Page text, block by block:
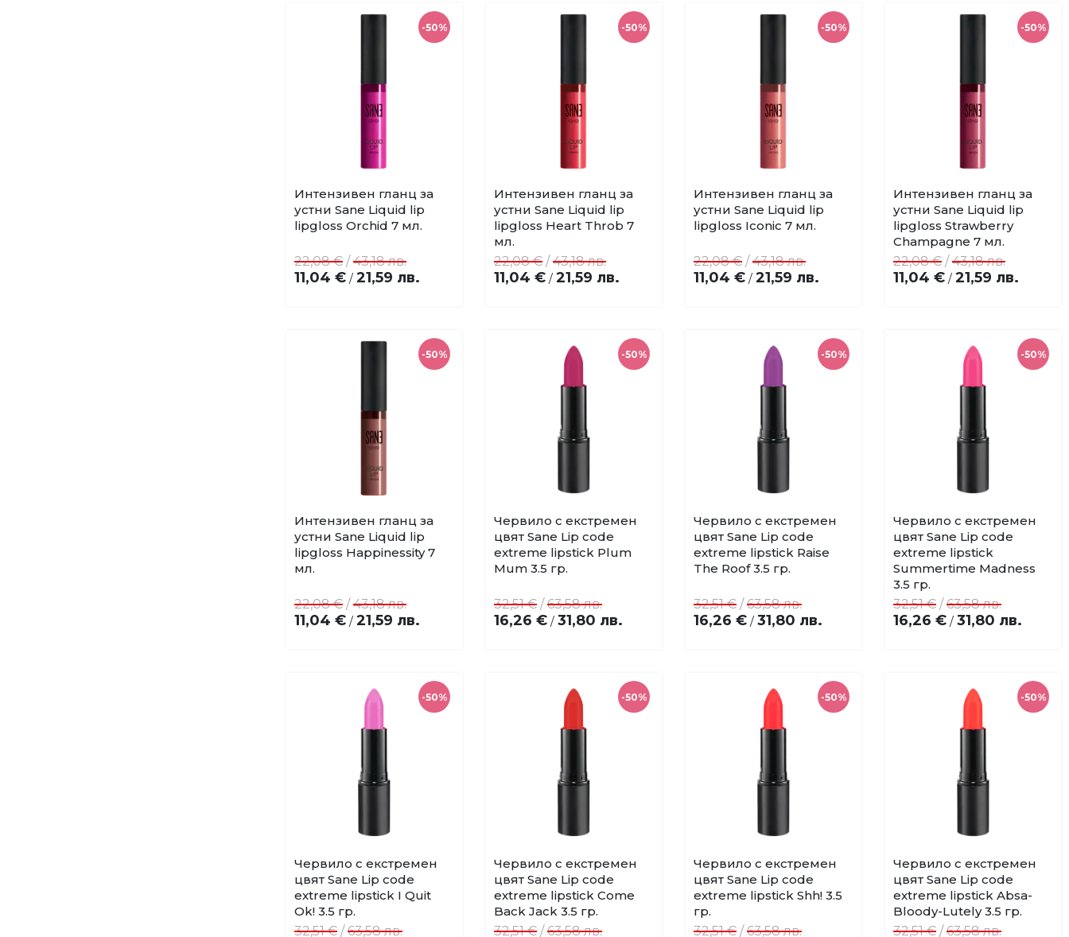
-50%
Добави
в
любими
Купи
Интензивен гланц за
устни Sane Liquid lip
lipgloss Orchid 7 мл.
11,04 € / 21,59 лв.
22,08 € /43,18 лв.
-50%
Добави
в
любими
Купи
Интензивен гланц за
устни Sane Liquid lip
lipgloss Heart Throb 7
мл.
11,04 € / 21,59 лв.
22,08 € /43,18 лв.
-50%
Добави
в
любими
Купи
Интензивен гланц за
устни Sane Liquid lip
lipgloss Iconic 7 мл.
11,04 € / 21,59 лв.
22,08 € /43,18 лв.
-50%
Добави
в
любими
Купи
Интензивен гланц за
устни Sane Liquid lip
lipgloss Strawberry
Champagne 7 мл.
11,04 € / 21,59 лв.
22,08 € /43,18 лв.
-50%
Добави
в
любими
Купи
Интензивен гланц за
устни Sane Liquid lip
lipgloss Happinessity 7
мл.
11,04 € / 21,59 лв.
22,08 € /43,18 лв.
-50%
Добави
в
любими
Купи
Червило с екстремен
цвят Sane Lip code
extreme lipstick Plum
Mum 3.5 гр.
16,26 € / 31,80 лв.
32,51 € /63,58 лв.
-50%
Добави
в
любими
Купи
Червило с екстремен
цвят Sane Lip code
extreme lipstick Raise
The Roof 3.5 гр.
16,26 € / 31,80 лв.
32,51 € /63,58 лв.
-50%
Добави
в
любими
Купи
Червило с екстремен
цвят Sane Lip code
extreme lipstick
Summertime Madness
3.5 гр.
16,26 € / 31,80 лв.
32,51 € /63,58 лв.
-50%
Добави
в
любими
Купи
Червило с екстремен
цвят Sane Lip code
extreme lipstick I Quit
Ok! 3.5 гр.
32,51 € /63,58 лв.
-50%
Добави
в
любими
Купи
Червило с екстремен
цвят Sane Lip code
extreme lipstick Come
Back Jack 3.5 гр.
32,51 € /63,58 лв.
-50%
Добави
в
любими
Купи
Червило с екстремен
цвят Sane Lip code
extreme lipstick Shh! 3.5
гр.
32,51 € /63,58 лв.
-50%
Добави
в
любими
Купи
Червило с екстремен
цвят Sane Lip code
extreme lipstick Absa-
Bloody-Lutely 3.5 гр.
32,51 € /63,58 лв.